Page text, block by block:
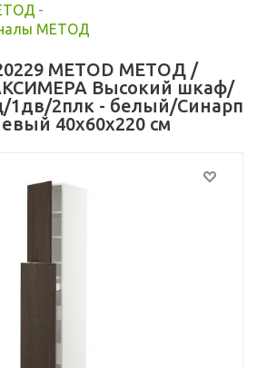
-
МЕТОД
METOD МЕТОД /
Высокий шкаф/
1дв/2плк - белый/Синарп
40x60x220 см